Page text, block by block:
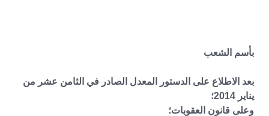
بأسم الشعب
بعد الاطلاع على الدستور المعدل الصادر في الثامن عشر من
يناير 2014؛
وعلى قانون العقوبات؛